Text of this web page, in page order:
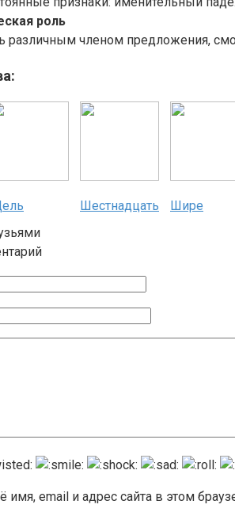
роль
членом предложения,
Шестнадцать Шире
имя, email и адрес сайта в этом